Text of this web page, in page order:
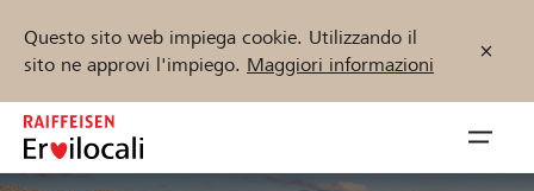
Questo sito web impiega cookie. Utilizzando il
sito ne approvi l'impiego. Maggiori informazioni
Zum
Inhalt
springen
öffnen